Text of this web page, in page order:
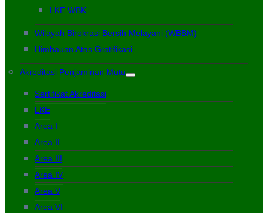
LKE WBK
Wilayah Birokrasi Bersih Melayani (WBBM)
Himbauan Atas Gratifikasi
Akreditasi Penjaminan Mutu
Sertifikat Akreditasi
LKE
Area I
Area II
Area III
Area IV
Area V
Area VI